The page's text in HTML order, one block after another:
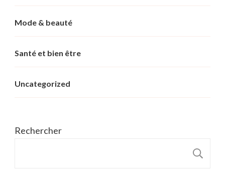
Mode & beauté
Santé et bien être
Uncategorized
Rechercher